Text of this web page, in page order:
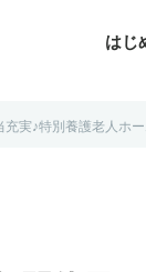
はじ
役立ち情報 運
実♪特別養護老人ホ